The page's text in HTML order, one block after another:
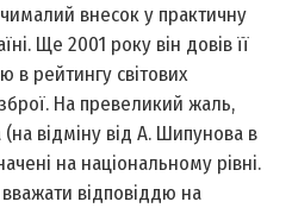
внесок у практичну
Ще 2001 року він довів її
в рейтингу світових
На превеликий жаль,
відміну від А. Шипунова в
на національному рівні.
відповіддю на